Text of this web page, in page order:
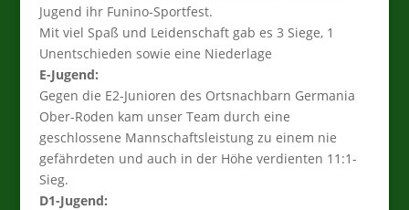
Jugend ihr Funino-Sportfest.
Mit viel Spaß und Leidenschaft gab es 3 Siege, 1
Unentschieden sowie eine Niederlage
E-Jugend:
Gegen die E2-Junioren des Ortsnachbarn Germania
Ober-Roden kam unser Team durch eine
geschlossene Mannschaftsleistung zu einem nie
gefährdeten und auch in der Höhe verdienten 11:1-
Sieg.
D1-Jugend: